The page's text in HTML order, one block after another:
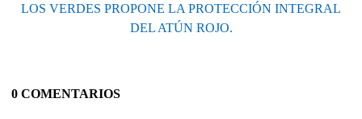
LOS VERDES PROPONE LA PROTECCIÓN INTEGRAL
DEL ATÚN ROJO.
0 COMENTARIOS